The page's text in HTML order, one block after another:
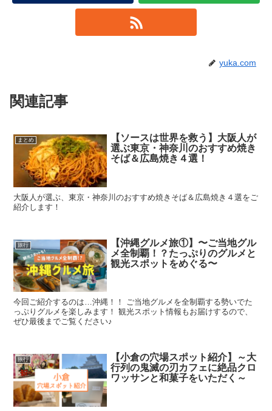
yuka.com
関連記事
まとめ
【ソースは世界を救う】大阪人が
選ぶ東京・神奈川のおすすめ焼き
そば＆広島焼き４選！
大阪人が選ぶ、東京・神奈川のおすすめ焼きそば＆広島焼き４選をご
紹介します！
旅行
【沖縄グルメ旅①】〜ご当地グル
メ全制覇！？たっぷりのグルメと
観光スポットをめぐる〜
今回ご紹介するのは…沖縄！！ ご当地グルメを全制覇する勢いでた
っぷりグルメを楽しみます！ 観光スポット情報もお届けするので、
ぜひ最後までご覧ください♪
旅行
【小倉の穴場スポット紹介】～大
行列の鬼滅の刃カフェに絶品クロ
ワッサンと和菓子をいただく～